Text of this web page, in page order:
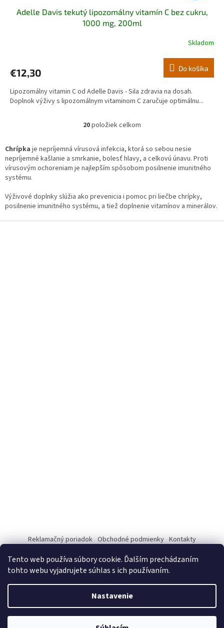
Tento web používa súbory cookie. Ďalším prechádzaním
tohto webu vyjadrujete súhlas s ich používaním.
Nastavenie
Adelle Davis tekutý lipozomálny vitamín C bez cukru,
1000 mg, 200ml
je
z
5
Skladom
€12,30 Do košíka
Lipozomálny vitamin C od Adelle Davis - Sila zdravia na dosah.
Doplnok výživy s lipozomálnym vitaminom C zaručuje optimálnu...
O
l
á
d
i
e
r
20položiek celkom
Chrípka je nepríjemná vírusová infekcia, ktorá so sebou nesie
nepríjemné kašlanie a smrkanie, bolesť hlavy, a celkovú únavu. Proti
vírusovým ochoreniam je najlepším spôsobom posilnenie imunitného
systému.
Výživové doplnky slúžia ako prevenicia i pomoc pri liečbe chrípky,
posilnenie imunitného systému, a tiež doplnenie vitamínov a minerálov.
Reklamačný poriadok Obchodné podmienky Kontakty
Copyright 2026www.vitaminyprezdravie.sk. Všetky práva